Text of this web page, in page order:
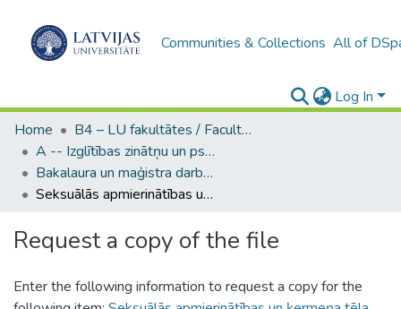
Communities & Collections All of
Log In
Home
B4 – LU fakultātes / Faculties of the UL
A -- Izglītības zinātņu un psiholoģijas fakultāte / Faculty of Education Sciences and Psychology
Bakalaura un maģistra darbi (PPMF) / Bachelor's and Master's theses
Seksuālās apmierinātības un ķermeņa tēla saistība ar sievišķības un vīrišķības izteiktību sieviešu grupā
Request a copy of the file
Enter the following information to request a copy for the